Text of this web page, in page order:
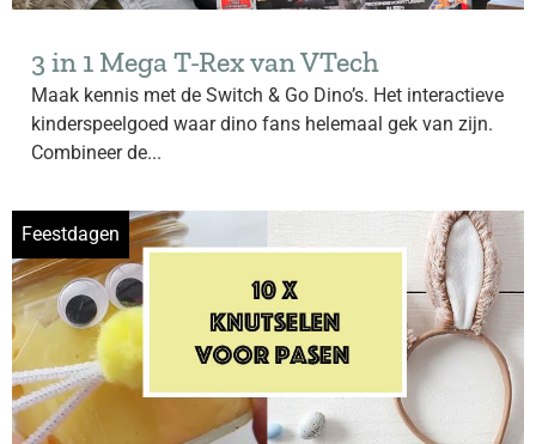
3 in 1 Mega T-Rex van VTech
Maak kennis met de Switch & Go Dino’s. Het interactieve
kinderspeelgoed waar dino fans helemaal gek van zijn.
Combineer de...
Feestdagen